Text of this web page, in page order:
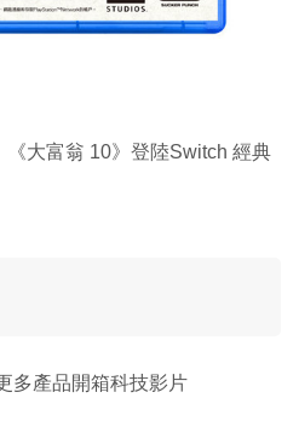
《大富翁 10》登陸Switch 經典
多產品開箱科技影片